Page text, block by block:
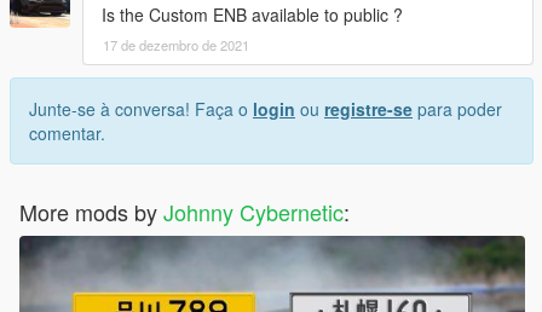
Is the Custom ENB available to public ?
17 de dezembro de 2021
Junte-se à conversa! Faça o login ou registre-se para poder
comentar.
More mods byJohnny Cybernetic: